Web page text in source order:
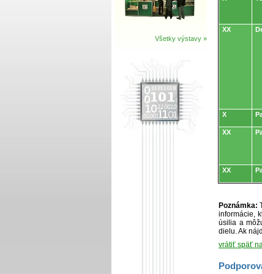
Všetky výstavy »
XX
X
XX
XX
Poznámka:
informácie,
úsilia a
dielu. Ak
vrátiť späť